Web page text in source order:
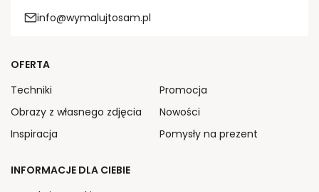
info@wymalujtosam.pl
OFERTA
Techniki
Obrazy z własnego zdjęcia
Inspiracja
Promocja
Nowości
Pomysły na prezent
INFORMACJE DLA CIEBIE